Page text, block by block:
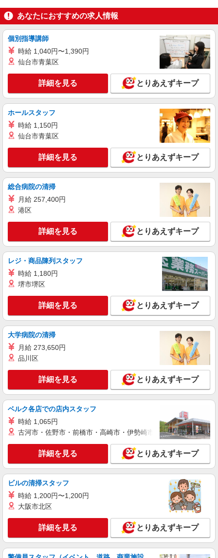
塩尻市
キープ 詳細を見る
派遣社員
株式会社kotrio /●MT-H-2158755
NEW
換等≪日払いOK≫
時給1500円〜2125円 ＜日払い有/週払い有/交
通費全支給(ガソリン代含む)＞
キープ 詳細を見る
株式会社kotrio /●MT-H-2086577
NEW
高収入を目指したい方必見！未経験でも日収
時給1500円〜2125円 ＜日払い有/週払い有/交
塩尻市
キープ 詳細を見る
派遣社員
株式会社kotrio /●MT-H-2141250
NEW
＜塩尻市＞病院の看護助手＊医療行為はあり
ません！補助のみ！
時給1500円〜2125円 ＜日払い有/週払い有/交
通費全支給(ガソリン代含む)＞
塩尻市
キープ 詳細を見る
派遣社員
株式会社kotrio /●MT-H-2162342
NEW
塩尻市⇒サポート係の看護助手（未経験歓迎/
病院勤務）
時給1500円〜2125円 ＜日払い有/週払い有/交
塩尻市
キープ 詳細を見る
派遣社員 NEW
塩尻市＊17時退勤もOK★休みの取りやすい
時給2000円〜 ＜交通費全額支給(ガソリン代含
む)/日払い可/週払い可＞
塩尻市
あなたにおすすめの求人情報
個別指導講師
時給 1,040円〜1,390円
仙台市青葉区
詳細を見る とりあえずキープ
ホールスタッフ
時給 1,150円
仙台市青葉区
詳細を見る とりあえずキープ
総合病院の清掃
月給 257,400円
港区
詳細を見る とりあえずキープ
レジ・商品陳列スタッフ
時給 1,180円
堺市堺区
詳細を見る とりあえずキープ
大学病院の清掃
月給 273,650円
品川区
詳細を見る とりあえずキープ
ベルク各店での店内スタッフ
時給 1,065円
古河市・佐野市・前橋市・高崎市・伊勢崎市・太田市・館林市
詳細を見る とりあえずキープ
ビルの清掃スタッフ
時給 1,200円〜1,200円
大阪市北区
詳細を見る とりあえずキープ